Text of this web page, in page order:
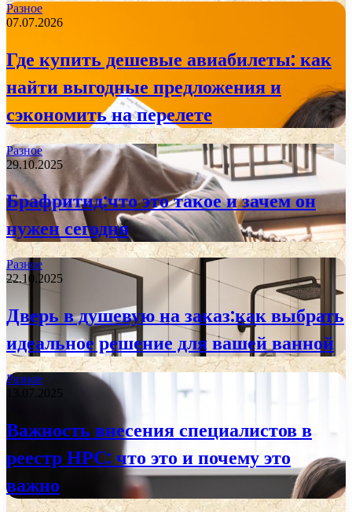
Разное
07.07.2026
Где купить дешевые авиабилеты: как
найти выгодные предложения и
сэкономить на перелете
Разное
29.10.2025
Брафритид:что это такое и зачем он
нужен сегодня
Разное
22.10.2025
Дверь в душевую на заказ:как выбрать
идеальное решение для вашей ванной
Разное
13.07.2025
Важность внесения специалистов в
реестр НРС: что это и почему это
важно